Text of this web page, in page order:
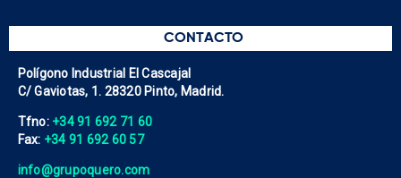
CONTACTO
Polígono Industrial El Cascajal
C/ Gaviotas, 1. 28320 Pinto, Madrid.
Tfno: +34 91 692 71 60
Fax: +34 91 692 60 57
info@grupoquero.com